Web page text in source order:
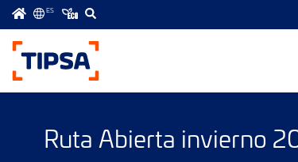
ES
Menú
Ruta Abierta invierno